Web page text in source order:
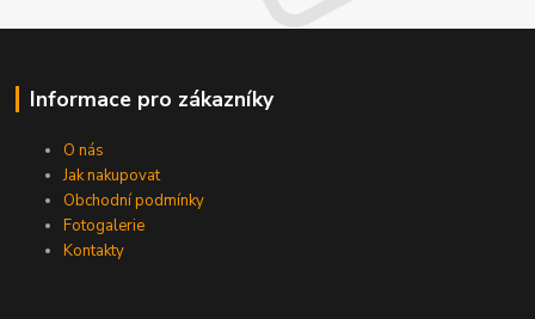
Informace pro zákazníky
O nás
Jak nakupovat
Obchodní podmínky
Fotogalerie
Kontakty